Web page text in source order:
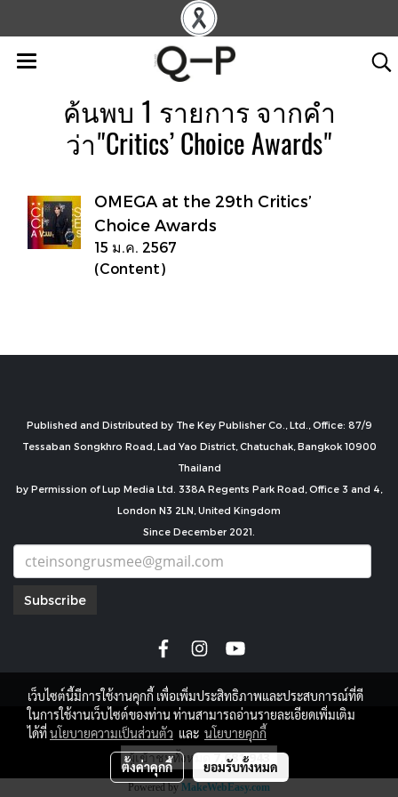
ค้นพบ 1 รายการ จากคำ
ว่า"Critics’ Choice Awards"
OMEGA at the 29th Critics’
Choice Awards
15 ม.ค. 2567
(Content)
Published and Distributed by The Key Publisher Co., Ltd., Office: 87/9
Tessaban Songkhro Road, Lad Yao District, Chatuchak, Bangkok 10900
Thailand
by Permission of Lup Media Ltd. 338A Regents Park Road, Office 3 and 4,
London N3 2LN, United Kingdom
Since December 2021.
Subscribe
copyright by
ผู้เข้าชมทั้งหมด7,681,943
Powered byMakeWebEasy.com
เว็บไซต์นี้มีการใช้งานคุกกี้ เพื่อเพิ่มประสิทธิภาพและประสบการณ์ที่ดี
ในการใช้งานเว็บไซต์ของท่าน ท่านสามารถอ่านรายละเอียดเพิ่มเติม
ได้ที่นโยบายความเป็นส่วนตัว และ นโยบายคุกกี้
ตั้งค่าคุกกี้ ยอมรับทั้งหมด